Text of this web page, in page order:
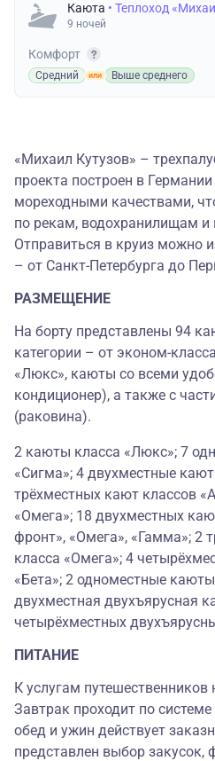
Каюта • Теплоход
9 ночей
Комфорт
Средний Выше среднего
«Михаил Кутузов» –
проекта построен в
мореходными качествами,
по рекам, водохранилищам
Отправиться в круиз можно
– от Санкт-Петербурга до
РАЗМЕЩЕНИЕ
На борту представлены 94
категории – от эконом-
«Люкс», каюты со всеми
кондиционер), а также с
(раковина).
2 каюты класса «Люкс»; 7
«Сигма»; 4 двухместные
трёхместных кают классов
«Омега»; 18 двухместных
фронт», «Омега», «Гамма»; 2
класса «Омега»; 4
«Бета»; 2 одноместные каюты
двухместная двухъярусная
четырёхместных
ПИТАНИЕ
К услугам путешественников
Завтрак проходит по
обед и ужин действует
представлен выбор закусок,